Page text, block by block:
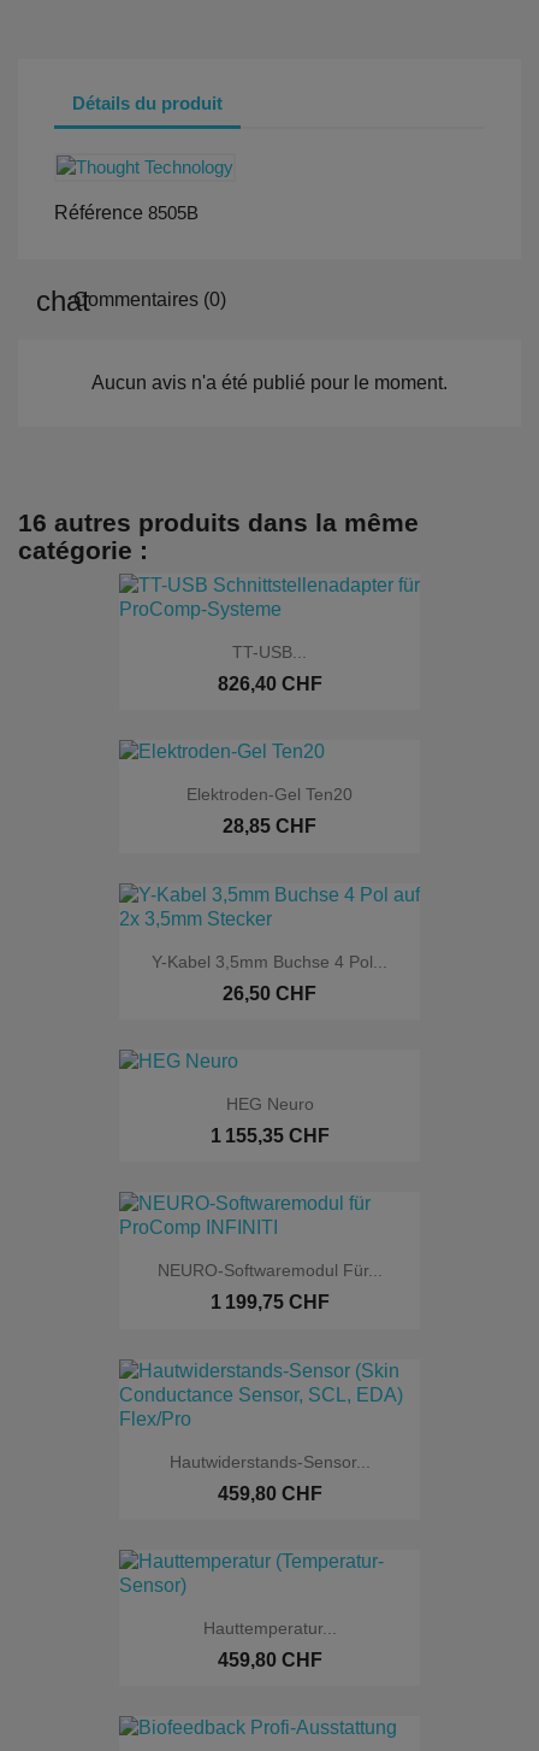
Détails du produit
Référence 8505B
Commentaires (0)
Aucun avis n'a été publié pour le moment.
16 autres produits dans la même
catégorie :
TT-USB...
826,40 CHF
Elektroden-Gel Ten20
28,85 CHF
Y-Kabel 3,5mm Buchse 4 Pol...
26,50 CHF
HEG Neuro
1 155,35 CHF
NEURO-Softwaremodul Für...
1 199,75 CHF
Hautwiderstands-Sensor...
459,80 CHF
Hauttemperatur...
459,80 CHF